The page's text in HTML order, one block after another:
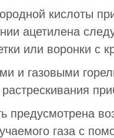
кислоты
ацетилена
или воронки с
и газовыми
предусмотрена
газа с